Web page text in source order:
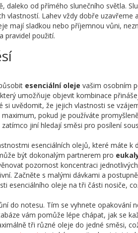
daleko od přímého slunečního světla.
vlastností. Lahev vždy dobře uzavřeme
mají sladkou nebo příjemnou vůni,
pravidel použití.
esenciální oleje vašim osobním
umožňuje objevit kombinace
uvědomit, že jejich vlastnosti se
pokud je používáte
jiní hledají směsi pro posílení
esenciálních olejů, které máte k
být dokonalým partnerem pro
pozornost koncentraci
Začněte s malými dávkami a
esenciálního oleje na tři části nosiče,
do notesu. Tím se vyhnete opakování
vám pomůže lépe chápat, jak se
tři různé oleje do jedné směsi,